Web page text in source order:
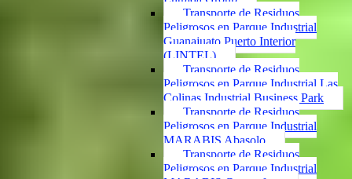
Transporte de Residuos
Peligrosos en Parque Industrial
Guanajuato Puerto Interior
(LINTEL)
Transporte de Residuos
Peligrosos en Parque Industrial Las
Colinas Industrial Business Park
Transporte de Residuos
Peligrosos en Parque Industrial
MARABIS Abasolo
Transporte de Residuos
Peligrosos en Parque Industrial